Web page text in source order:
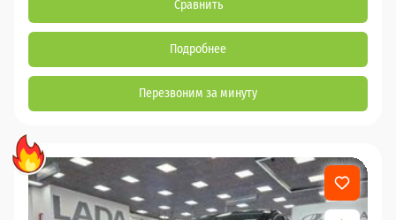
Сравнить
Подробнее
Перезвоним за минуту